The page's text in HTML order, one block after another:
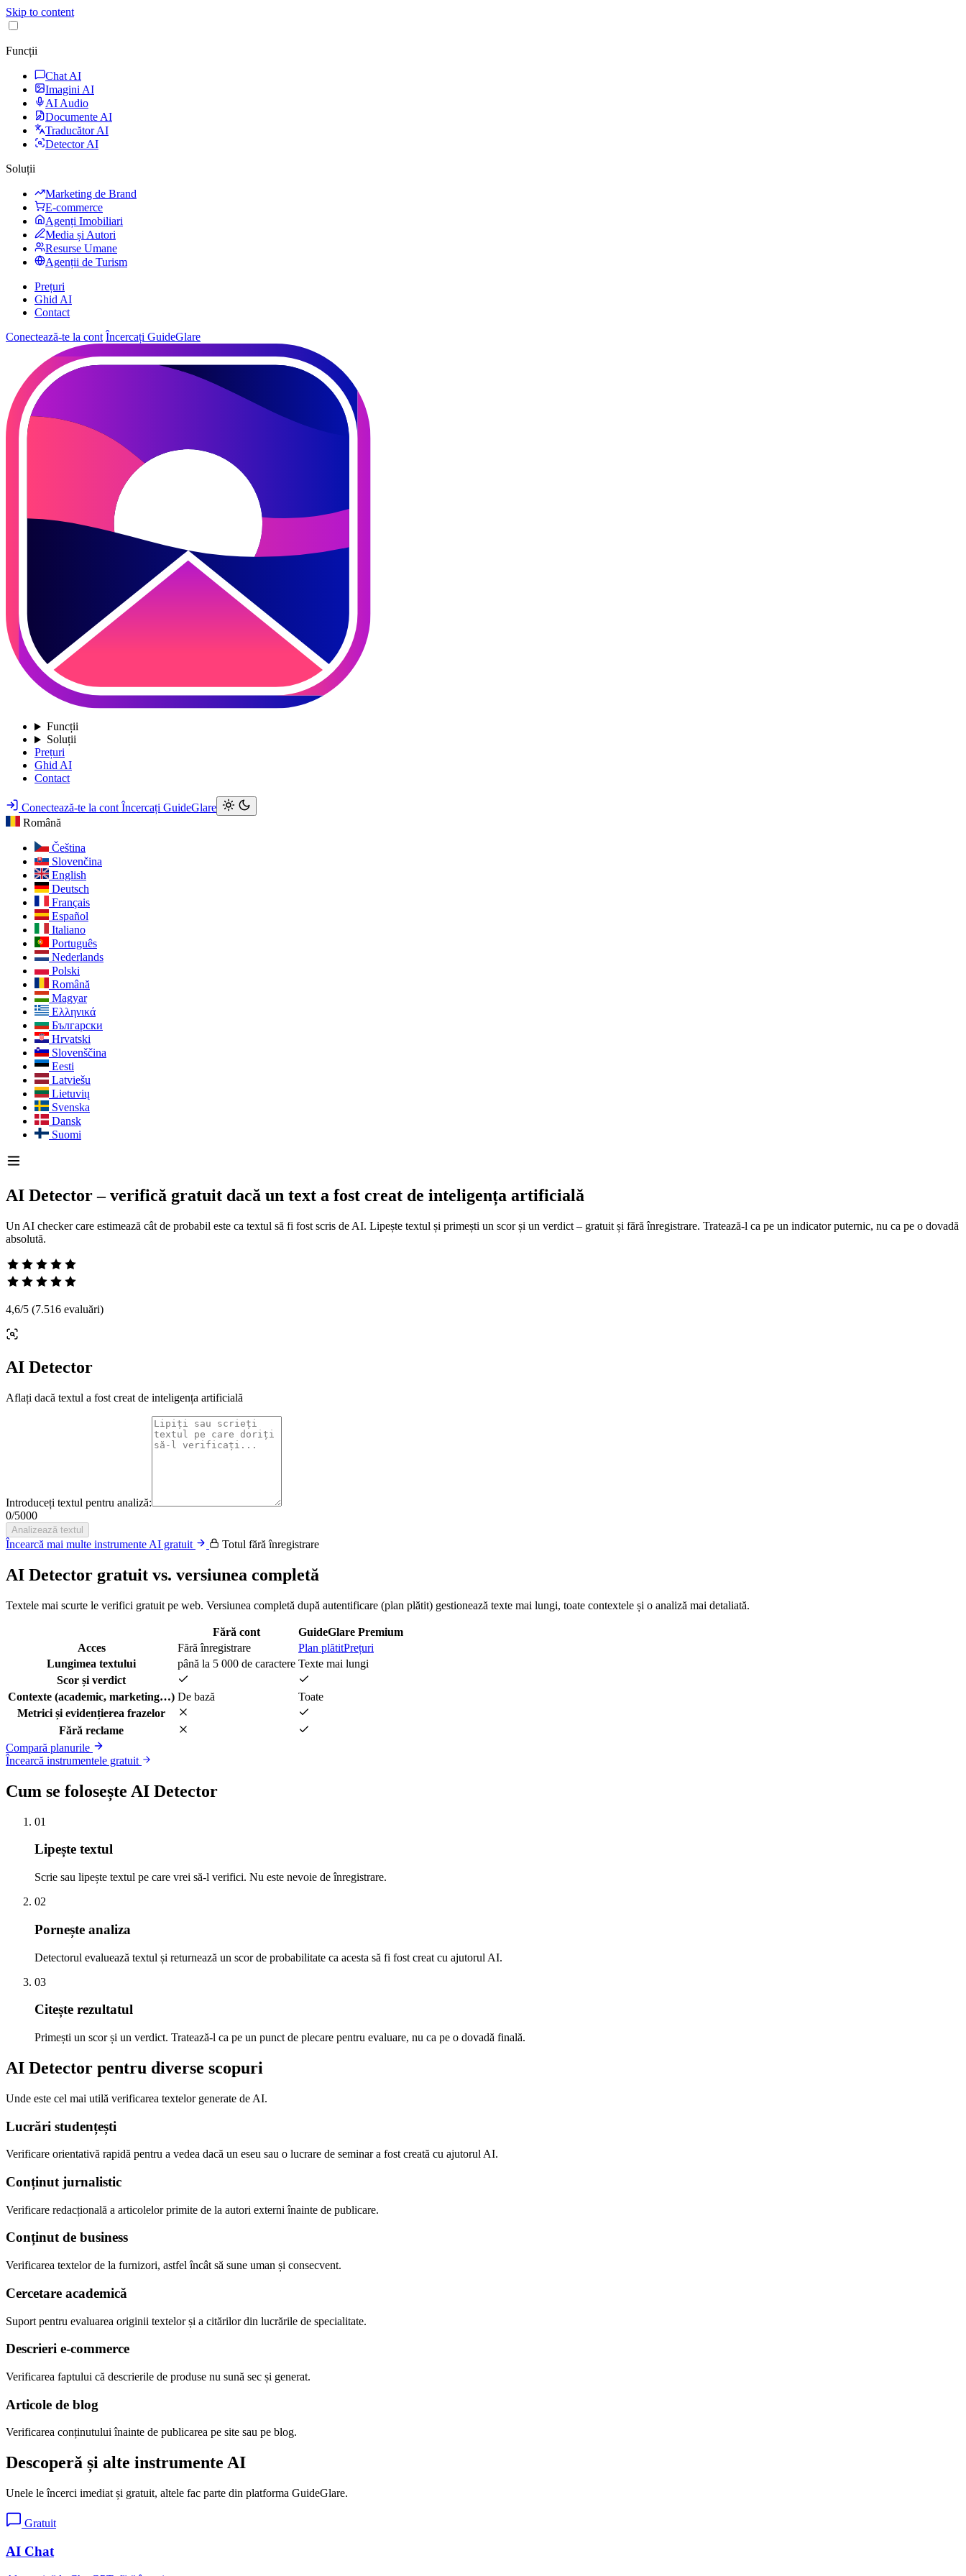
Skip to content
Funcții
Chat AI
Imagini AI
AI Audio
Documente AI
Traducător AI
Detector AI
Soluții
Marketing de Brand
E-commerce
Agenți Imobiliari
Media și Autori
Resurse Umane
Agenții de Turism
Prețuri
Ghid AI
Contact
Conectează-te la cont Încercați GuideGlare
Funcții
Soluții
Prețuri
Ghid AI
Contact
Conectează-te la cont Încercați GuideGlare
Română
Čeština
Slovenčina
English
Deutsch
Français
Español
Italiano
Português
Nederlands
Polski
Română
Magyar
Ελληνικά
Български
Hrvatski
Slovenščina
Eesti
Latviešu
Lietuvių
Svenska
Dansk
Suomi
AI Detector – verifică gratuit dacă un text a fost creat de inteligența artificială
Un AI checker care estimează cât de probabil este ca textul să fi fost scris de AI. Lipește textul și primești un scor și un verdict – gratuit și fără înregistrare. Tratează-l ca pe un indicator puternic, nu ca pe o dovadă
absolută.
4,6/5 (7.516 evaluări)
AI Detector
Aflați dacă textul a fost creat de inteligența artificială
Introduceți textul pentru analiză:
0/5000
Analizează textul
Încearcă mai multe instrumente AI gratuit Totul fără înregistrare
AI Detector gratuit vs. versiunea completă
Textele mai scurte le verifici gratuit pe web. Versiunea completă după autentificare (plan plătit) gestionează texte mai lungi, toate contextele și o analiză mai detaliată.
Fără cont
GuideGlare Premium
Acces
Fără înregistrare Plan plătitPrețuri
Lungimea textului
până la 5 000 de caractere Texte mai lungi
Scor și verdict
Contexte (academic, marketing…) De bază
Toate
Metrici și evidențierea frazelor
Fără reclame
Compară planurile
Încearcă instrumentele gratuit
Cum se folosește AI Detector
01
Lipește textul
Scrie sau lipește textul pe care vrei să-l verifici. Nu este nevoie de înregistrare.
02
Pornește analiza
Detectorul evaluează textul și returnează un scor de probabilitate ca acesta să fi fost creat cu ajutorul AI.
03
Citește rezultatul
Primești un scor și un verdict. Tratează-l ca pe un punct de plecare pentru evaluare, nu ca pe o dovadă finală.
AI Detector pentru diverse scopuri
Unde este cel mai utilă verificarea textelor generate de AI.
Lucrări studențești
Verificare orientativă rapidă pentru a vedea dacă un eseu sau o lucrare de seminar a fost creată cu ajutorul AI.
Conținut jurnalistic
Verificare redacțională a articolelor primite de la autori externi înainte de publicare.
Conținut de business
Verificarea textelor de la furnizori, astfel încât să sune uman și consecvent.
Cercetare academică
Suport pentru evaluarea originii textelor și a citărilor din lucrările de specialitate.
Descrieri e-commerce
Verificarea faptului că descrierile de produse nu sună sec și generat.
Articole de blog
Verificarea conținutului înainte de publicarea pe site sau pe blog.
Descoperă și alte instrumente AI
Unele le încerci imediat și gratuit, altele fac parte din platforma GuideGlare.
Gratuit
AI Chat